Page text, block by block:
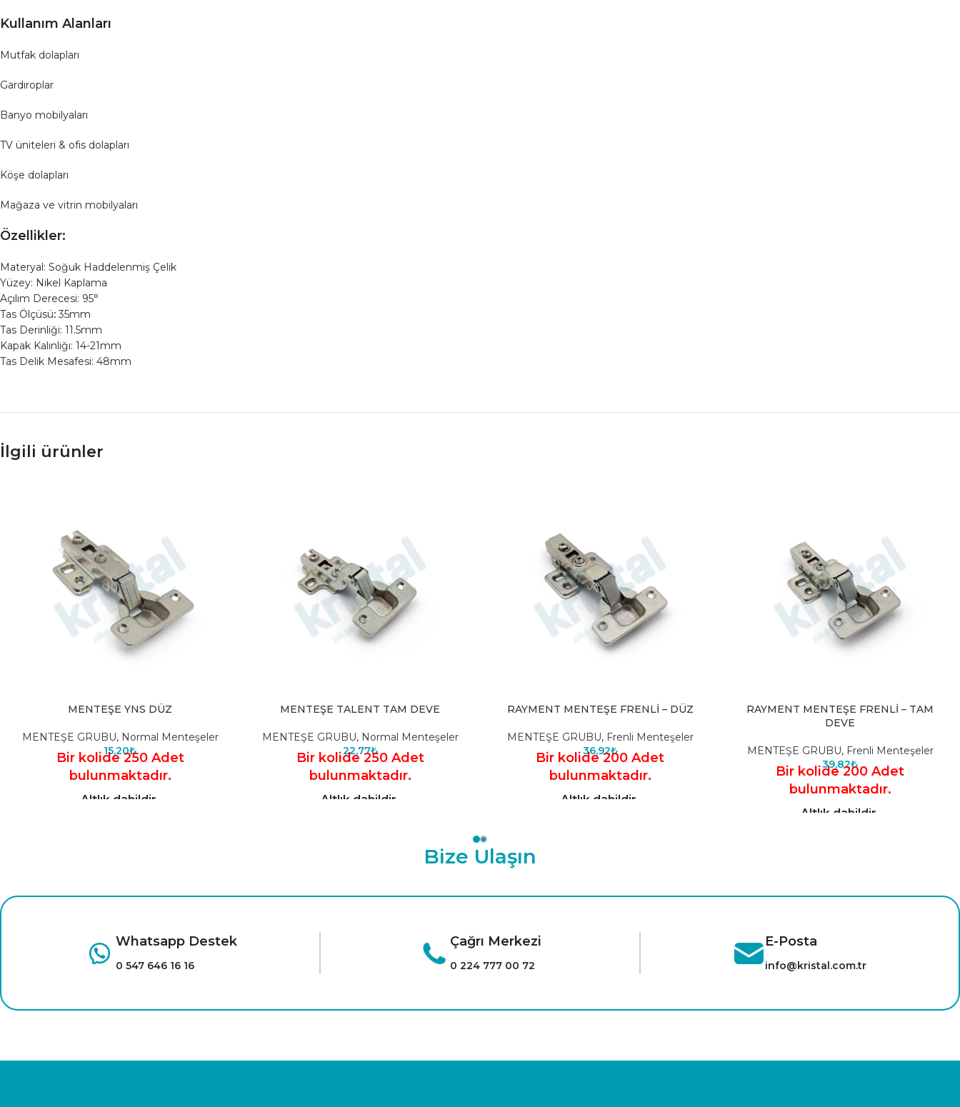
Kullanım Alanları
Mutfak dolapları
Gardıroplar
Banyo mobilyaları
TV üniteleri & ofis dolapları
Köşe dolapları
Mağaza ve vitrin mobilyaları
Özellikler:
Materyal: Soğuk Haddelenmiş Çelik
Yüzey: Nikel Kaplama
Açılım Derecesi: 95°
Tas Ölçüsü:35mm
Tas Derinliği: 11.5mm
Kapak Kalınlığı: 14-21mm
Tas Delik Mesafesi: 48mm
İlgili ürünler
MENTEŞE YNS DÜZ
MENTEŞE GRUBU, Normal Menteşeler
15,20₺
Bir kolide 250 Adet
bulunmaktadır.
Altlık dahildir.
MENTEŞE TALENT TAM DEVE
MENTEŞE GRUBU, Normal Menteşeler
22,77₺
Bir kolide 250 Adet
bulunmaktadır.
Altlık dahildir.
RAYMENT MENTEŞE FRENLİ – DÜZ
MENTEŞE GRUBU, Frenli Menteşeler
36,92₺
Bir kolide 200 Adet
bulunmaktadır.
Altlık dahildir.
RAYMENT MENTEŞE FRENLİ – TAM
DEVE
MENTEŞE GRUBU, Frenli Menteşeler
39,82₺
Bir kolide 200 Adet
bulunmaktadır.
Altlık dahildir.
Bize Ulaşın
Whatsapp Destek
0 547 646 16 16
Çağrı Merkezi
0 224 777 00 72
E-Posta
info@kristal.com.tr